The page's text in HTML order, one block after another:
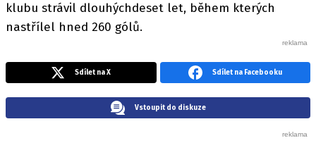
klubu strávil dlouhýchdeset let, během kterých
nastřílel hned 260 gólů.
Sdílet na X Sdílet na Facebooku
Vstoupit do diskuze